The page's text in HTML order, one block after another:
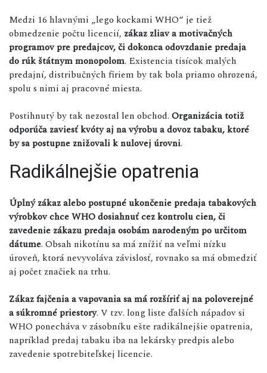
Medzi 16 hlavnými „lego kockami WHO“ je tiež
obmedzenie počtu licencií, zákaz zliav a motivačných
programov pre predajcov, či dokonca odovzdanie predaja
do rúk štátnym monopolom. Existencia tisícok malých
predajní, distribučných firiem by tak bola priamo ohrozená,
spolu s nimi aj pracovné miesta.
Postihnutý by tak nezostal len obchod. Organizácia totiž
odporúča zaviesť kvóty aj na výrobu a dovoz tabaku, ktoré
by sa postupne znižovali k nulovej úrovni.
Radikálnejšie opatrenia
Úplný zákaz alebo postupné ukončenie predaja tabakových
výrobkov chce WHO dosiahnuť cez kontrolu cien, či
zavedenie zákazu predaja osobám narodeným po určitom
dátume. Obsah nikotínu sa má znížiť na veľmi nízku
úroveň, ktorá nevyvoláva závislosť, rovnako sa má obmedziť
aj počet značiek na trhu.
Zákaz fajčenia a vapovania sa má rozšíriť aj na poloverejné
a súkromné priestory. V tzv. long liste ďalších nápadov si
WHO ponecháva v zásobníku ešte radikálnejšie opatrenia,
napríklad predaj tabaku iba na lekársky predpis alebo
zavedenie spotrebiteľskej licencie.